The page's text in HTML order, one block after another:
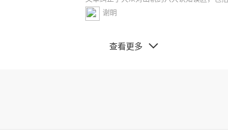
瘾、不一定要坦白、未必终身出轨、出轨不
思。
谢眀
查看更多 